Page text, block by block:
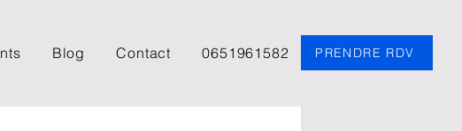
Blog Contact 0651961582 PRENDRE RDV